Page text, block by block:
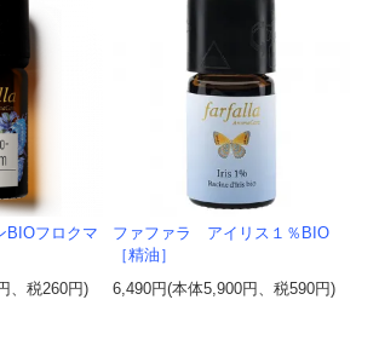
フロクマ
、税260円)
ファファラ アイリス１％BIO
［精油］
6,490円(本体5,900円、税590円)